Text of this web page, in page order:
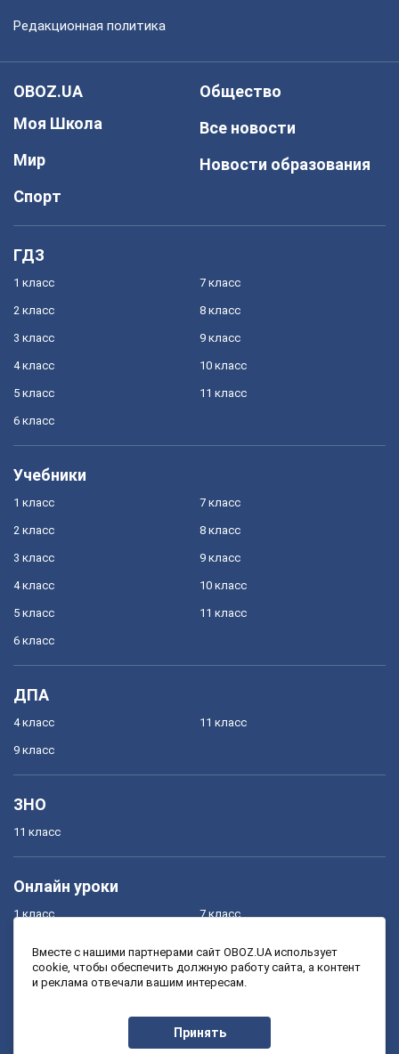
Редакционная политика
OBOZ.UA
Моя Школа
Мир
Спорт
Общество
Все новости
Новости образования
ГДЗ
1 класс
2 класс
3 класс
4 класс
5 класс
6 класс
7 класс
8 класс
9 класс
10 класс
11 класс
Учебники
1 класс
2 класс
3 класс
4 класс
5 класс
6 класс
7 класс
8 класс
9 класс
10 класс
11 класс
ДПА
4 класс
9 класс
11 класс
ЗНО
11 класс
Онлайн уроки
1 класс
3 класс
7 класс
9 класс
Вместе с нашими партнерами сайт OBOZ.UA использует
cookie, чтобы обеспечить должную работу сайта, а контент
и реклама отвечали вашим интересам.
Принять